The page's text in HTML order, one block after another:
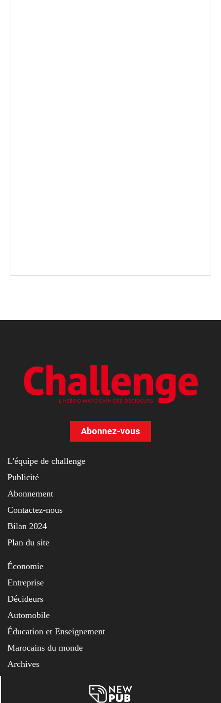
Abonnez-vous
L'équipe de challenge
Publicité
Abonnement
Contactez-nous
Bilan 2024
Plan du site
Économie
Entreprise
Décideurs
Automobile
Éducation et Enseignement
Marocains du monde
Archives